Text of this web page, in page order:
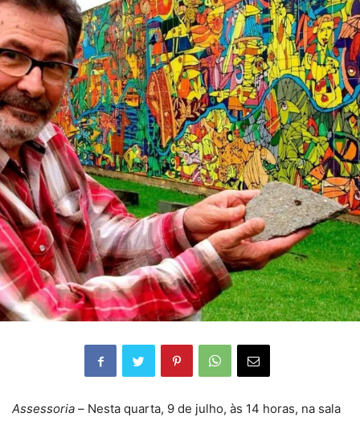
Assessoria – Nesta quarta, 9 de julho, às 14 horas, na sala